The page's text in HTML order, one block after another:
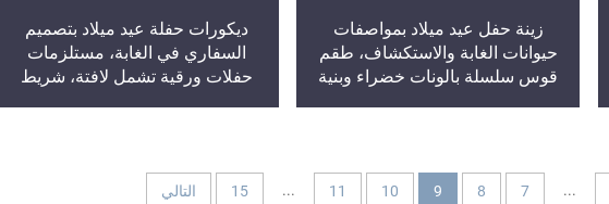
زينة حفل عيد ميلاد بمواصفات
حيوانات الغابة والاستكشاف، طقم
قوس سلسلة بالونات خضراء وبنية
ديكورات حفلة عيد ميلاد بتصميم
السفاري في الغابة، مستلزمات
حفلات ورقية تشمل لافتة، شريط
...
7
8
9
10
11
...
15 التالي